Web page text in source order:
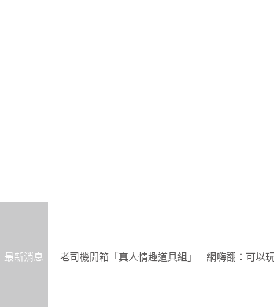
最新消息 老司機開箱「真人情趣道具組」 網嗨翻：可以